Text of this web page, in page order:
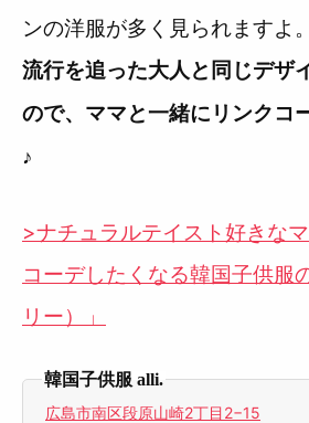
ンの洋服が多く見られますよ。
流行を追った大人と同じデザ
ので、ママと一緒にリンクコ
♪
>ナチュラルテイスト好きな
コーデしたくなる韓国子供服
リー）」
韓国子供服 alli.
広島市南区段原山崎2丁目2−15